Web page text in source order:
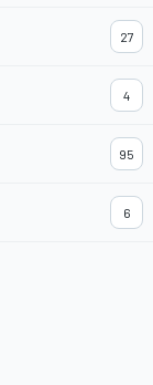
27
4
95
6